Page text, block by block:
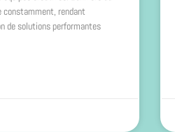
constamment, rendant
de solutions performantes